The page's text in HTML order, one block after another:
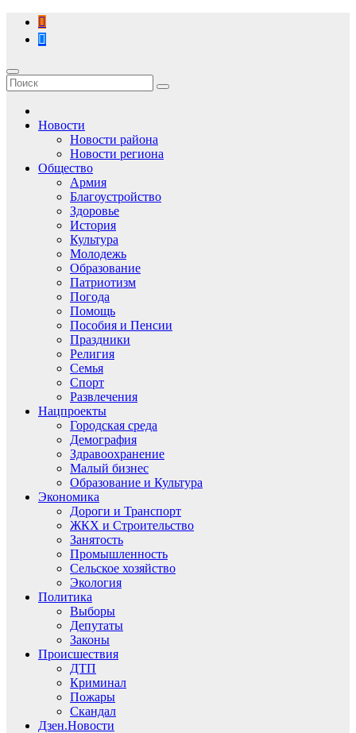
Перейти
содержимому
Новости
Новости района
Новости региона
Общество
Армия
Благоустройство
Здоровье
История
Культура
Молодежь
Образование
Патриотизм
Погода
Помощь
Пособия и Пенсии
Праздники
Религия
Семья
Спорт
Развлечения
Нацпроекты
Городская среда
Демография
Здравоохранение
Малый бизнес
Образование и Культура
Экономика
Дороги и Транспорт
ЖКХ и Строительство
Занятость
Промышленность
Сельское хозяйство
Экология
Политика
Выборы
Депутаты
Законы
Происшествия
ДТП
Криминал
Пожары
Скандал
Дзен.Новости